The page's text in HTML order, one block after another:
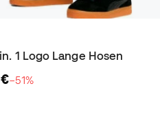
1 Logo Lange Hosen
−51%